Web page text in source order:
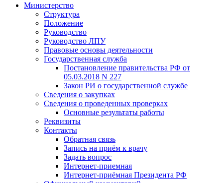
Министерство
Структура
Положение
Руководство
Руководство ЛПУ
Правовые основы деятельности
Государственная служба
Постановление правительства РФ от
05.03.2018 N 227
Закон РИ о государственной службе
Сведения о закупках
Сведения о проведенных проверках
Основные результаты работы
Реквизиты
Контакты
Обратная связь
Запись на приём к врачу
Задать вопрос
Интернет-приемная
Интернет-приёмная Президента РФ